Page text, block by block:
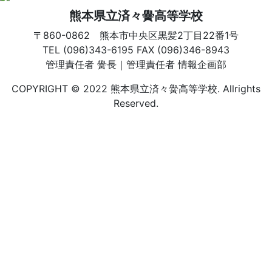
熊本県立済々黌高等学校
〒860-0862 熊本市中央区黒髪2丁目22番1号
TEL (096)343-6195 FAX (096)346-8943
管理責任者 黌長｜管理責任者 情報企画部
COPYRIGHT © 2022 熊本県立済々黌高等学校. Allrights
Reserved.